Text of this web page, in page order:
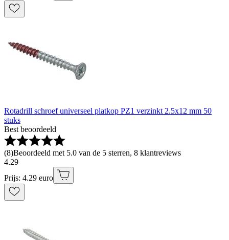
Rotadrill schroef universeel platkop PZ1 verzinkt 2.5x12 mm 50
stuks
Best beoordeeld
(8)Beoordeeld met 5.0 van de 5 sterren, 8 klantreviews
4.29
Prijs: 4.29 euro